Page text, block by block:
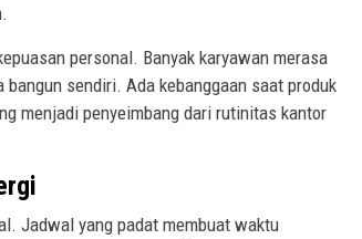
personal. Banyak karyawan merasa
sendiri. Ada kebanggaan saat produk
menjadi penyeimbang dari rutinitas kantor
Jadwal yang padat membuat waktu